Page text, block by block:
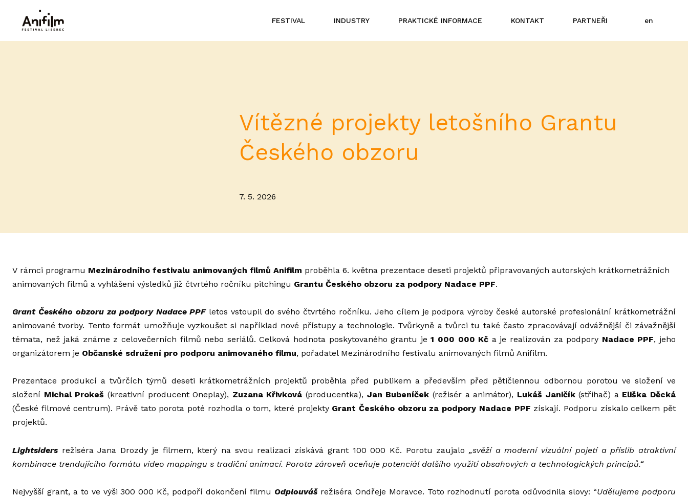
FESTIVAL INDUSTRY PRAKTICKÉ INFORMACE KONTAKT PARTNEŘI cs
en
Vítězné projekty letošního Grantu
Českého obzoru
7. 5. 2026
V rámci programu Mezinárodního festivalu animovaných filmů Anifilm proběhla 6. května prezentace deseti projektů připravovaných autorských krátkometrážních
animovaných filmů a vyhlášení výsledků již čtvrtého ročníku pitchingu Grantu Českého obzoru za podpory Nadace PPF.
Grant Českého obzoru za podpory Nadace PPFletos vstoupil do svého čtvrtého ročníku. Jeho cílem je podpora výroby české autorské profesionální krátkometrážní
animované tvorby. Tento formát umožňuje vyzkoušet si například nové přístupy a technologie. Tvůrkyně a tvůrci tu také často zpracovávají odvážnější či závažnější
témata, než jaká známe z celovečerních filmů nebo seriálů. Celková hodnota poskytovaného grantu je1 000 000 Kč a je realizován za podpory Nadace PPF, jeho
organizátorem je Občanské sdružení pro podporu animovaného filmu, pořadatel Mezinárodního festivalu animovaných filmů Anifilm.
Prezentace produkcí a tvůrčích týmů deseti krátkometrážních projektů proběhla před publikem a především před pětičlennou odbornou porotou ve složení ve
složení Michal Prokeš (kreativní producent Oneplay), Zuzana Křivková (producentka), Jan Bubeníček (režisér a animátor), Lukáš Janičík(střihač) a Eliška Děcká
(České filmové centrum). Právě tato porota poté rozhodla o tom, které projekty Grant Českého obzoru za podpory Nadace PPF získají. Podporu získalo celkem pět
projektů.
Lightsiders režiséra Jana Drozdy je filmem, který na svou realizaci získává grant 100 000 Kč. Porotu zaujalo„svěží a moderní vizuální pojetí a příslib atraktivní
kombinace trendujícího formátu video mappingu s tradiční animací. Porota zároveň oceňuje potenciál dalšího využití obsahových a technologických principů.“
Nejvyšší grant, a to ve výši 300 000 Kč, podpoří dokončení filmu Odplouváš režiséra Ondřeje Moravce. Toto rozhodnutí porota odůvodnila slovy: “Udělujeme podporu